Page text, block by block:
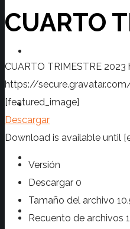
Prensa
CUARTO
CUARTO TRIMESTRE 2023
https://
[featured_image]
Descargar
Download is available until
Versión
Descargar 0
Tamaño del archivo
Recuento de archivos 1